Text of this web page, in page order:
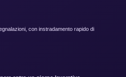
con instradamento rapido di